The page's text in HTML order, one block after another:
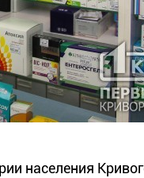
населения